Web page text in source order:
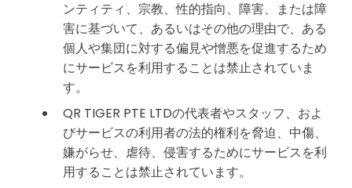
ンティティ、宗教、性的指向、障害、または障
害に基づいて、あるいはその他の理由で、ある
個人や集団に対する偏見や憎悪を促進するため
にサービスを利用することは禁止されていま
す。
QR TIGER PTE LTDの代表者やスタッフ、およ
びサービスの利用者の法的権利を脅迫、中傷、
嫌がらせ、虐待、侵害するためにサービスを利
用することは禁止されています。